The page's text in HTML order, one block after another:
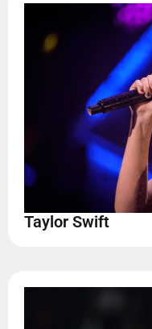
Taylor Swift